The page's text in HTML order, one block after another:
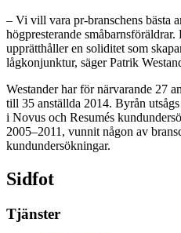
– Vi vill vara pr-branschens bästa
högpresterande
upprätthåller en soliditet som
lågkonjunktur, säger Patrik
Westander har för närvarande 27
till 35 anställda 2014. Byrån
i Novus och Resumés
2005–2011, vunnit någon av
kundundersökningar.
Sidfot
Tjänster